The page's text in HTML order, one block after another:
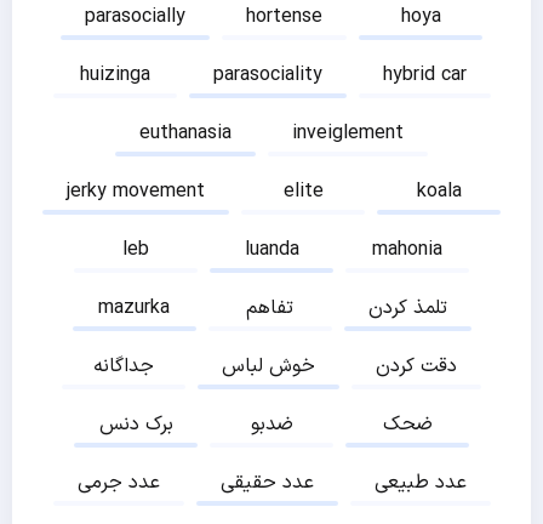
parasocially hortense
hoya
huizinga
parasociality
hybrid car
euthanasia
inveiglement
jerky movement
elite
koala
leb
luanda
mahonia
mazurka
تفاهم
تلمذ کردن
جداگانه
خوش لباس
دقت کردن
برک دنس
ضدبو
ضحک
عدد جرمی
عدد حقیقی
عدد طبیعی